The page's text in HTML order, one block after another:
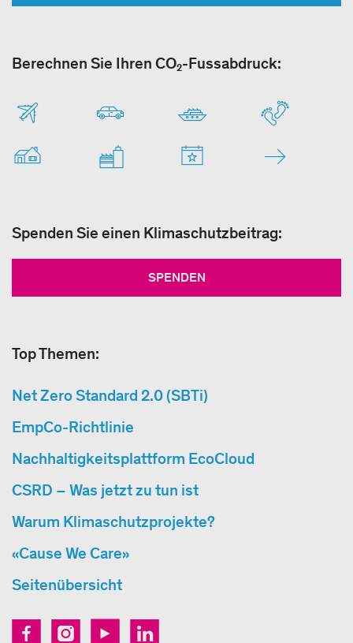
Berechnen Sie Ihren CO₂-Fussabdruck:
Spenden Sie einen Klimaschutzbeitrag:
SPENDEN
Top Themen:
Net Zero Standard 2.0 (SBTi)
EmpCo-Richtlinie
Nachhaltigkeitsplattform EcoCloud
CSRD – Was jetzt zu tun ist
Warum Klimaschutzprojekte?
«Cause We Care»
Seitenübersicht